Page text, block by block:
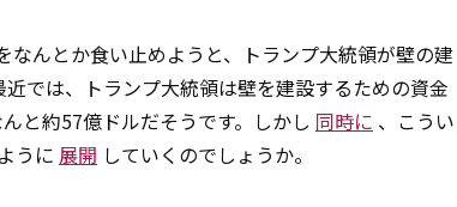
んとか食い止めようと、トランプ大統領が壁の建
では、トランプ大統領は壁を建設するための資金
と約57億ドルだそうです。しかし 同時に 、こうい
うに 展開 していくのでしょうか。